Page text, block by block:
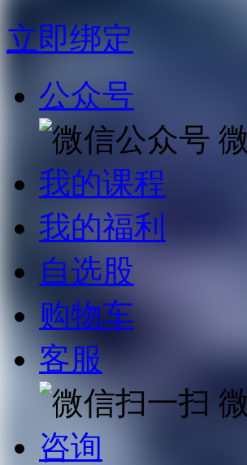
立即绑定
公众号
我的课程
我的福利
自选股
购物车
客服
咨询